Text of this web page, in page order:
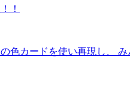
！
色カードを使い再現し、